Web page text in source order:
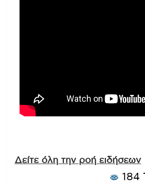
Δείτε όλη την ροή ειδήσεων
184